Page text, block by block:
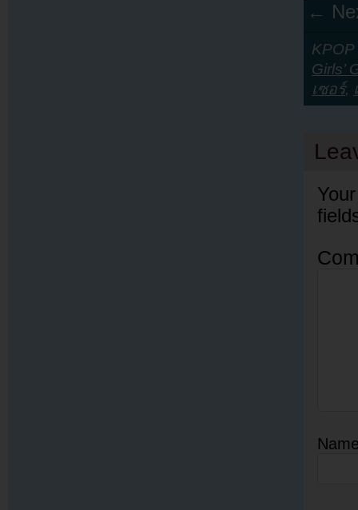
←
Girls’
เซอร์,